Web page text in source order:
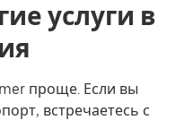
услуги в
проще. Если вы
встречаетесь с